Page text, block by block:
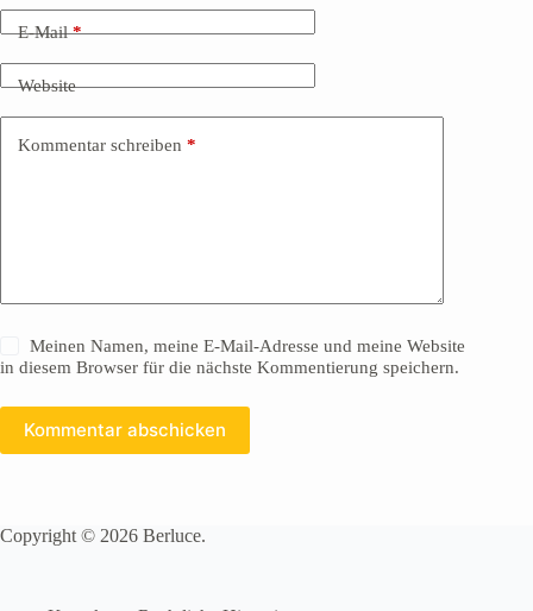
E-Mail*
Website
Kommentar schreiben *
Meinen Namen, meine E-Mail-Adresse und meine Website
in diesem Browser für die nächste Kommentierung speichern.
Kommentar abschicken
Copyright © 2026 Berluce.